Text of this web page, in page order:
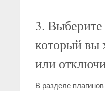
3.
который вы
или
В разделе